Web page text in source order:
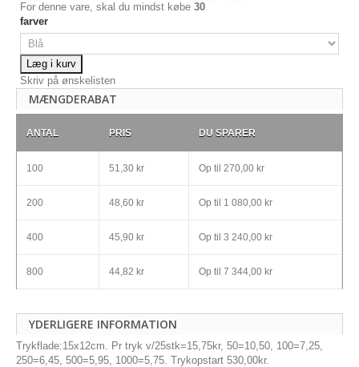
For denne vare, skal du mindst købe 30
farver
Læg i kurv
Skriv på ønskelisten
MÆNGDERABAT
ANTAL PRIS DU SPARER
100 51,30 kr Op til 270,00 kr
200 48,60 kr Op til 1 080,00 kr
400 45,90 kr Op til 3 240,00 kr
800 44,82 kr Op til 7 344,00 kr
YDERLIGERE INFORMATION
Trykflade:15x12cm. Pr tryk v/25stk=15,75kr, 50=10,50, 100=7,25,
250=6,45, 500=5,95, 1000=5,75. Trykopstart 530,00kr.